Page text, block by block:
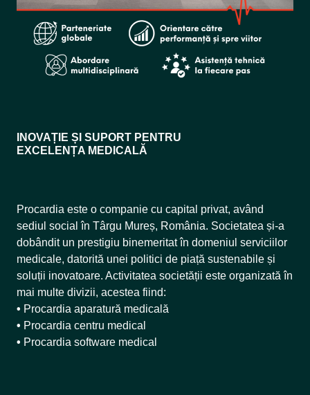
INOVAȚIE ȘI SUPORT PENTRU
EXCELENȚA MEDICALĂ
Procardia este o companie cu capital privat, având
sediul social în Târgu Mureș, România. Societatea și-a
dobândit un prestigiu binemeritat în domeniul serviciilor
medicale, datorită unei politici de piață sustenabile și
soluții inovatoare. Activitatea societății este organizată în
mai multe divizii, acestea fiind:
• Procardia aparatură medicală
• Procardia centru medical
• Procardia software medical